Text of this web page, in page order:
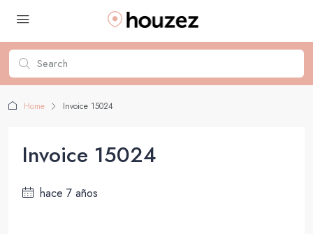
Home Invoice 15024
Invoice 15024
hace 7 años